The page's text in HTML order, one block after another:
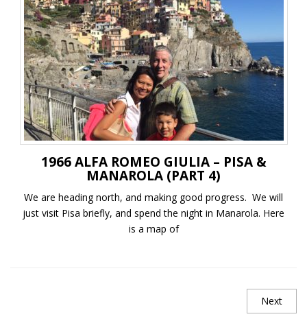
1966 ALFA ROMEO GIULIA – PISA &
MANAROLA (PART 4)
We are heading north, and making good progress. We will
just visit Pisa briefly, and spend the night in Manarola. Here
is a map of
Next